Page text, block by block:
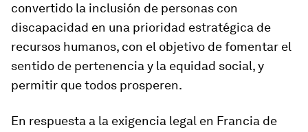
convertido la inclusión de personas con
discapacidad en una prioridad estratégica de
recursos humanos, con el objetivo de fomentar el
sentido de pertenencia y la equidad social, y
permitir que todos prosperen.
En respuesta a la exigencia legal en Francia de